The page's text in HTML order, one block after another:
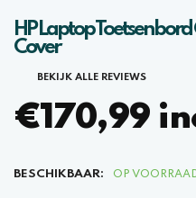
HP Laptop
Cover
BEKIJK ALLE REVIEWS
€170,99
BESCHIKBAAR: OP